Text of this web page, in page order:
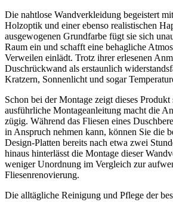
Die nahtlose Wandverkleidung begeistert
Holzoptik und einer ebenso realistischen
ausgewogenen Grundfarbe fügt sie sich
Raum ein und schafft eine behagliche
Verweilen einlädt. Trotz ihrer erlesenen
Duschrückwand als erstaunlich
Kratzern, Sonnenlicht und sogar
Schon bei der Montage zeigt dieses
ausführliche Montageanleitung macht die
zügig. Während das Fliesen eines
in Anspruch nehmen kann, können Sie die
Design-Platten bereits nach etwa zwei
hinaus hinterlässt die Montage dieser
weniger Unordnung im Vergleich zur
Fliesenrenovierung.
Die alltägliche Reinigung und Pflege der